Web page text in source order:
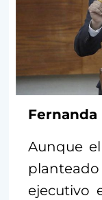
Fernanda
Aunque
ejecutivo